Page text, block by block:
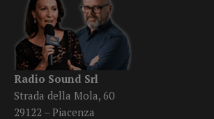
Radio Sound Srl
Strada della Mola, 60
29122 – Piacenza